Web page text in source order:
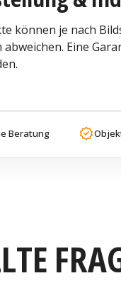
können je nach
Eine
Beratung